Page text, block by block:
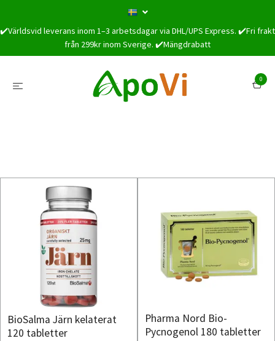
✔️Världsvid leverans inom 1–3 arbetsdagar via DHL/UPS Express. ✔️Fri frakt
från 299kr inom Sverige. ✔️Mängdrabatt
0
BioSalma Järn kelaterat
120 tabletter
Pharma Nord Bio-
Pycnogenol 180 tabletter